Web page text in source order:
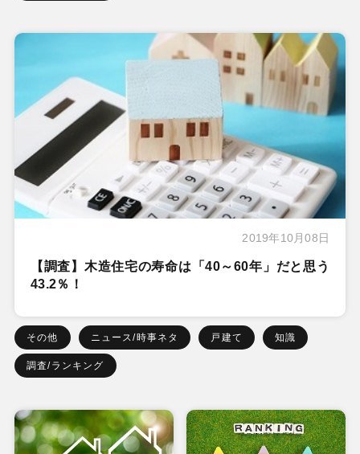
2019年10月08日
【調査】木造住宅の寿命は「40～60年」だと思う
43.2％！
その他 ニュース/時事ネタ 戸建て 知識
調査/ランキング